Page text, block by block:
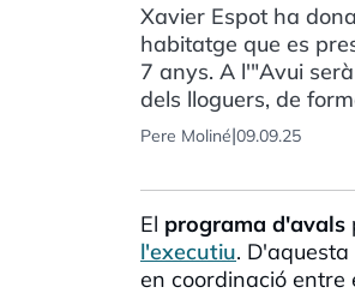
Xavier Espot ha
habitatge que es
7 anys. A l'"Avui
dels lloguers, de
Pere Moliné|09.09.25
El programa d'avals
l'executiu.
en coordinació entre